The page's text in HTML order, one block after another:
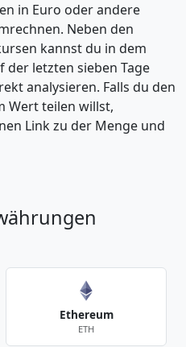
in Euro oder andere
Neben den
kannst du in dem
der letzten sieben Tage
analysieren. Falls du den
Wert teilen willst,
Link zu der Menge und
Ethereum
ETH